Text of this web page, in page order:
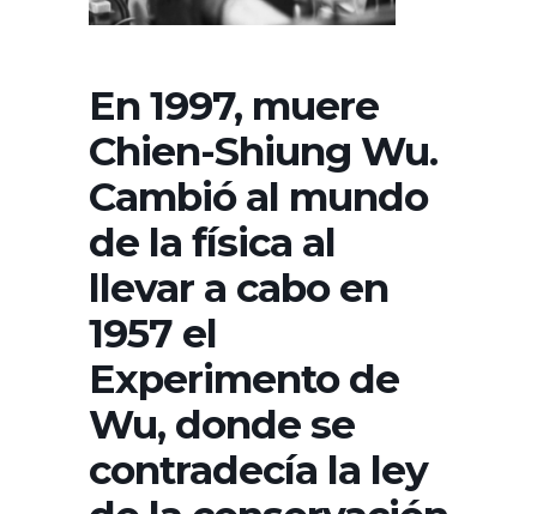
En 1997, muere
Chien-Shiung Wu.
Cambió al mundo
de la física al
llevar a cabo en
1957 el
Experimento de
Wu, donde se
contradecía la ley